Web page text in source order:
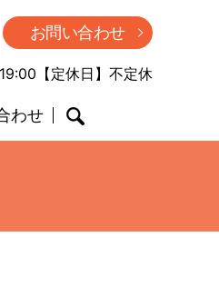
お問い合わせ
【定休日】不定休
わせ